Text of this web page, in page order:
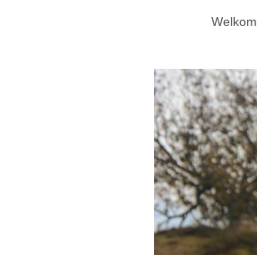
Welkom